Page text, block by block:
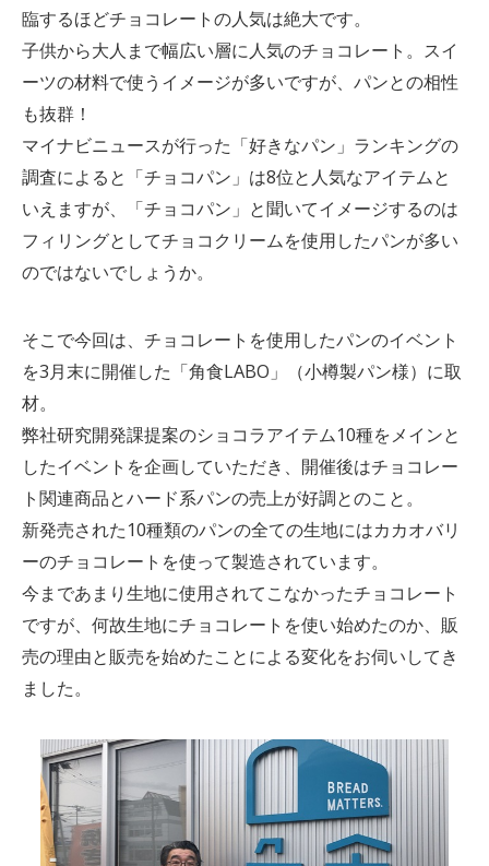
臨するほどチョコレートの人気は絶大です。
子供から大人まで幅広い層に人気のチョコレート。スイ
ーツの材料で使うイメージが多いですが、パンとの相性
も抜群！
マイナビニュースが行った「好きなパン」ランキングの
調査によると「チョコパン」は8位と人気なアイテムと
いえますが、「チョコパン」と聞いてイメージするのは
フィリングとしてチョコクリームを使用したパンが多い
のではないでしょうか。
そこで今回は、チョコレートを使用したパンのイベント
を3月末に開催した「角食LABO」（小樽製パン様）に取
材。
弊社研究開発課提案のショコラアイテム10種をメインと
したイベントを企画していただき、開催後はチョコレー
ト関連商品とハード系パンの売上が好調とのこと。
新発売された10種類のパンの全ての生地にはカカオバリ
ーのチョコレートを使って製造されています。
今まであまり生地に使用されてこなかったチョコレート
ですが、何故生地にチョコレートを使い始めたのか、販
売の理由と販売を始めたことによる変化をお伺いしてき
ました。